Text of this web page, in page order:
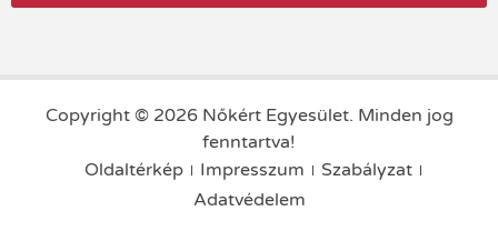
Copyright © 2026 Nőkért Egyesület. Minden jog
fenntartva!
Oldaltérkép
Impresszum
Szabályzat
Adatvédelem